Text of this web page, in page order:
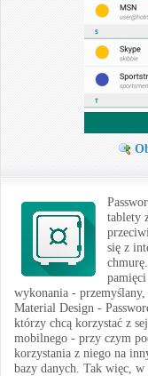
tablety
się z
wykonania -
Material Design -
którzy chcą korzystać z
mobilnego - przy czym
korzystania z niego na
bazy danych. Tak więc, w